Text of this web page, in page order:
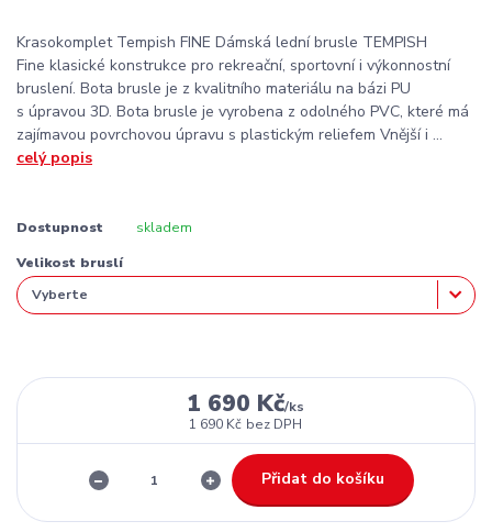
Krasokomplet Tempish FINE Dámská lední brusle TEMPISH
Fine klasické konstrukce pro rekreační, sportovní i výkonnostní
bruslení. Bota brusle je z kvalitního materiálu na bázi PU
s úpravou 3D. Bota brusle je vyrobena z odolného PVC, které má
zajímavou povrchovou úpravu s plastickým reliefem Vnější i ...
celý popis
Dostupnost skladem
Velikost bruslí
1 690 Kč/ks
1 690 Kč bez DPH
Přidat do košíku